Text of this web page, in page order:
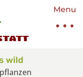
Menu
wild